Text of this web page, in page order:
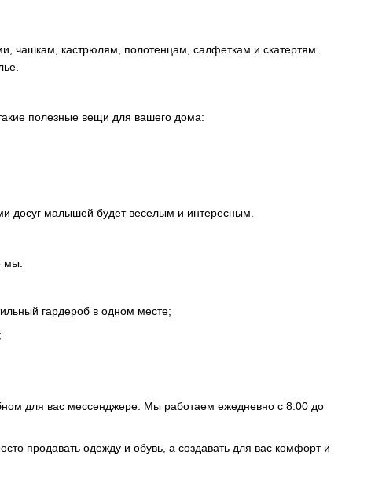
чашкам, кастрюлям, полотенцам, салфеткам и скатертям.
полезные вещи для вашего дома:
досуг малышей будет веселым и интересным.
мы:
гардероб в одном месте;
для вас мессенджере. Мы работаем ежедневно с 8.00 до
продавать одежду и обувь, а создавать для вас комфорт и